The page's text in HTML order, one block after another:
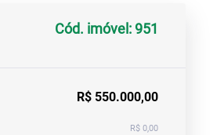
Cód. imóvel: 951
R$ 550.000,00
R$ 0,00